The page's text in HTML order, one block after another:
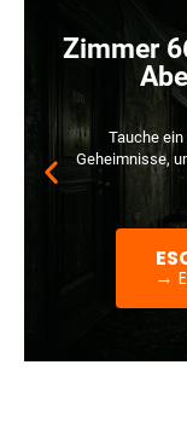
Zimmer
Tauche
Geheimnisse,
→